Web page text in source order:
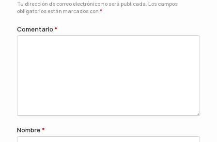
Tu dirección de correo electrónico no será publicada. Los campos
obligatorios están marcados con *
Comentario *
Nombre *